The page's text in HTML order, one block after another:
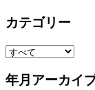
カテゴリー
年月アーカイ